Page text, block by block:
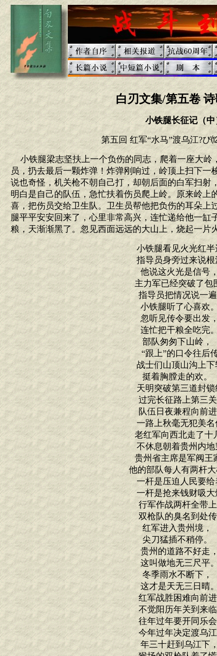
白刃文集/第五卷
小铁腿长征记（中
第五回 红军“水马”渡乌江?
小铁腿梁志坚扶上一个负伤的同志，爬着一座大岭
员，扔去最后一颗炸弹！炸弹刚响过，岭顶上扫下一
说也奇怪，机关枪不朝自己打，却朝后面的白军扫射
明白是自己的队伍，急忙扶着伤员爬上岭。原来岭上
喜，把伤员交给卫生队。卫生员帮他把负伤的耳朵上
腿平平安安回来了，心里非常高兴，连忙递给他一缸
粮，天渐渐黑了。忽见西面远远的大山上，烧起一片
小铁腿看见火光红半
指导员身旁过来说根
他说这火光是信
主力军已经突破了包
指导员把情况说一
小铁腿听了心喜
忽听见传令要出
连忙把干粮全吃
部队匆匆下山
“跟上”的口令往后
战士们山顶山沟上下
挺着胸膛走的
天明突破第三道封锁
过完长征路上第三
队伍日夜兼程向前
一路上秋毫无犯美名
老红军向西北走了十
不休息朝着贵州内地
贵州省主席是军阀王
他的部队每人有两杆大
一杆是压迫人民要给
一杆是抢来钱财吸大
行军作战两杆全带
双枪队的臭名到处
红军进入贵州
尖刀猛插不稍
贵州的道路不好
这叫做地无三尺
冬季雨水不断
这才是天无三日
红军战胜困难向前
不觉阳历年关到来
往年过年要开同乐
今年过年决定渡乌
年三十赶到乌江